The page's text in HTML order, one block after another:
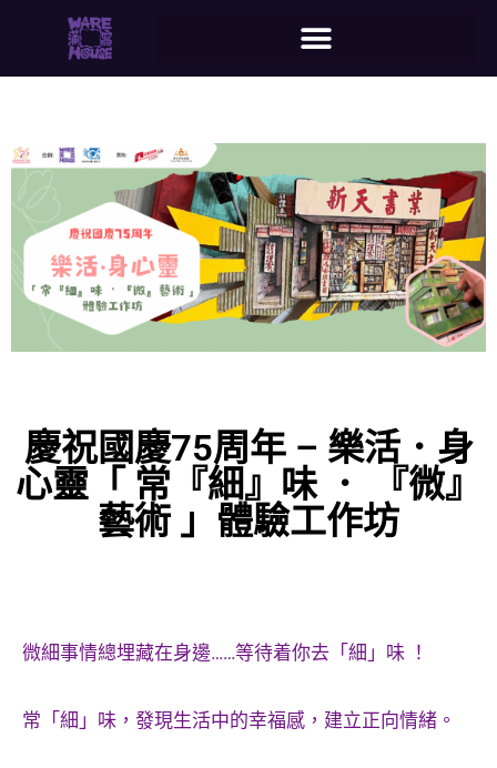
慶祝國慶75周年 – 樂活．身
心靈「 常『細』味 ． 『微』
藝術 」體驗工作坊
微細事情總埋藏在身邊……等待着你去「細」味 ！
常「細」味，發現生活中的幸福感，建立正向情緒。